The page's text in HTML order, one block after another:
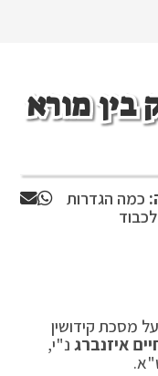
בין מורא
כמה הגדרות
מסכת קידושין
איזנברג נ"י,